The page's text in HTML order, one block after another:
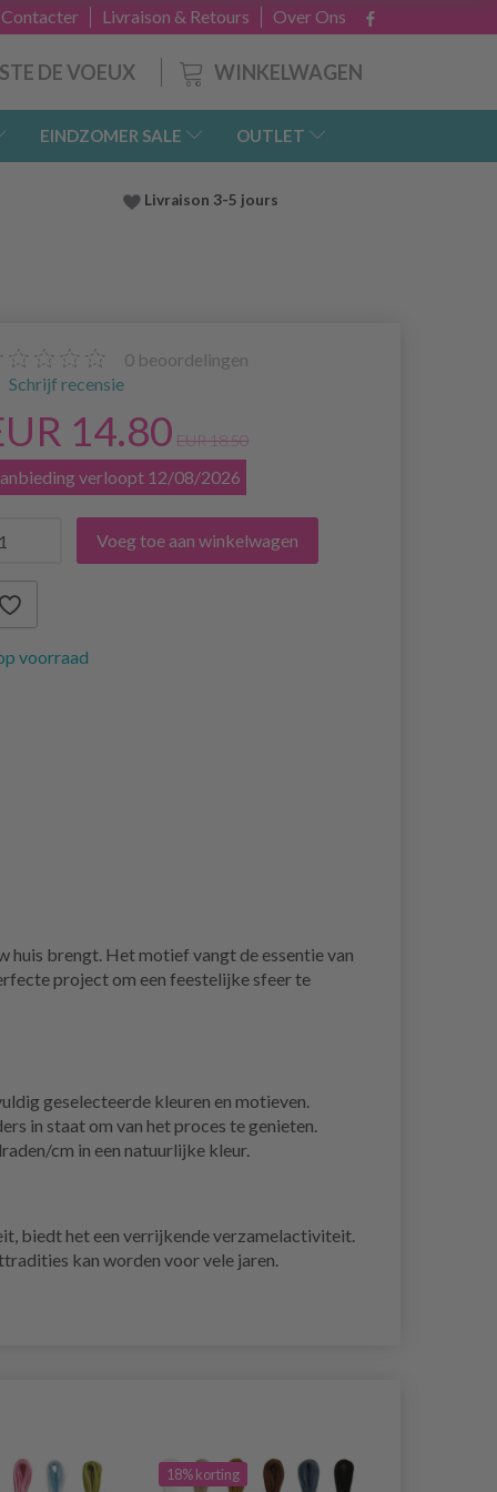
Over Ons
Livraison & Retours
WINKELWAGEN
DE VOEUX
EINDZOMER SALE OUTLET
Livraison 3-5 jours
0 beoordelingen
Schrijf recensie
14.80 EUR 18.50
verloopt 12/08/2026
Voeg toe aan winkelwagen
voorraad
huis brengt. Het motief vangt de essentie van
project om een feestelijke sfeer te
geselecteerde kleuren en motieven.
in staat om van het proces te genieten.
cm in een natuurlijke kleur.
biedt het een verrijkende verzamelactiviteit.
kan worden voor vele jaren.
18% korting